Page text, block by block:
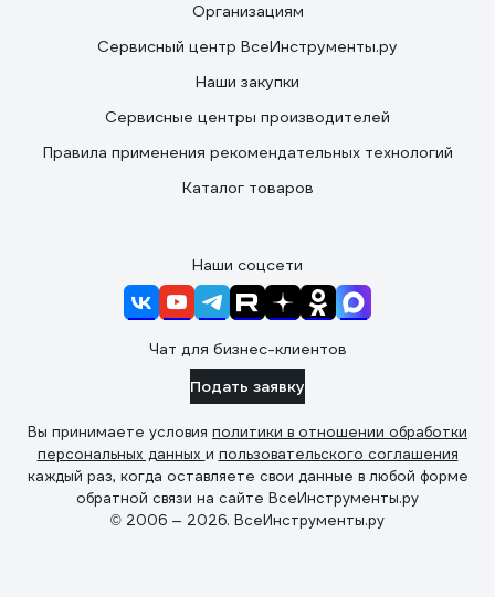
Организациям
Сервисный центр ВсеИнструменты.ру
Наши закупки
Сервисные центры производителей
Правила применения рекомендательных технологий
Каталог товаров
Наши соцсети
Чат для бизнес-клиентов
Подать заявку
Вы принимаете условия политики в отношении обработки
персональных данных и пользовательского соглашения
каждый раз, когда оставляете свои данные в любой форме
обратной связи на сайте ВсеИнструменты.ру
© 2006 — 2026. ВсеИнструменты.ру